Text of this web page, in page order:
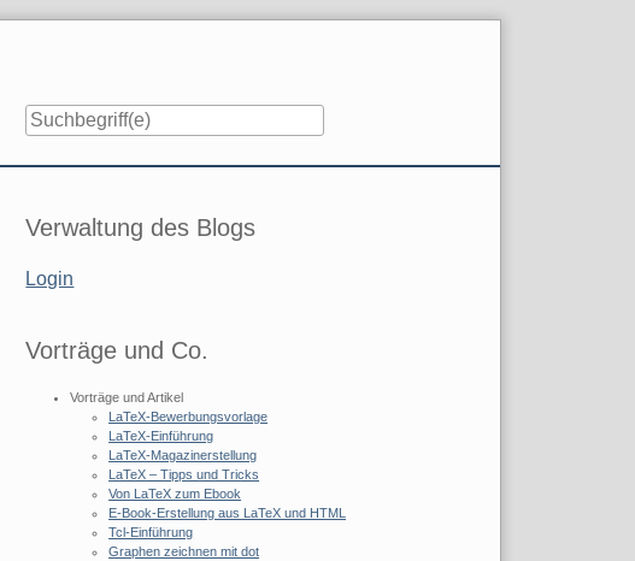
Seitenleiste
Verwaltung des Blogs
Login
Vorträge und Co.
Vorträge und Artikel
LaTeX-Bewerbungsvorlage
LaTeX-Einführung
LaTeX-Magazinerstellung
LaTeX – Tipps und Tricks
Von LaTeX zum Ebook
E-Book-Erstellung aus LaTeX und HTML
Tcl-Einführung
Graphen zeichnen mit dot